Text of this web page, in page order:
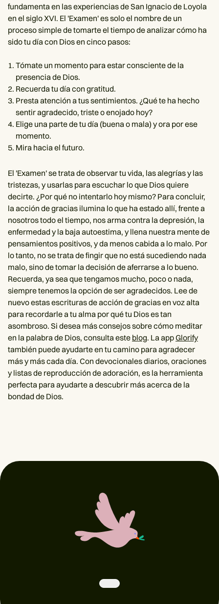
fundamenta en las experiencias de San Ignacio de Loyola
en el siglo XVI. El 'Examen' es solo el nombre de un
proceso simple de tomarte el tiempo de analizar cómo ha
sido tu día con Dios en cinco pasos:
Tómate un momento para estar consciente de la
presencia de Dios.
Recuerda tu día con gratitud.
Presta atención a tus sentimientos. ¿Qué te ha hecho
sentir agradecido, triste o enojado hoy?
Elige una parte de tu día (buena o mala) y ora por ese
momento.
Mira hacia el futuro.
El 'Examen' se trata de observar tu vida, las alegrías y las
tristezas, y usarlas para escuchar lo que Dios quiere
decirte. ¿Por qué no intentarlo hoy mismo? Para concluir,
la acción de gracias ilumina lo que ha estado allí, frente a
nosotros todo el tiempo, nos arma contra la depresión, la
enfermedad y la baja autoestima, y llena nuestra mente de
pensamientos positivos, y da menos cabida a lo malo. Por
lo tanto, no se trata de fingir que no está sucediendo nada
malo, sino de tomar la decisión de aferrarse a lo bueno.
Recuerda, ya sea que tengamos mucho, poco o nada,
siempre tenemos la opción de ser agradecidos. Lee de
nuevo estas escrituras de acción de gracias en voz alta
para recordarle a tu alma por qué tu Dios es tan
asombroso. Si desea más consejos sobre cómo meditar
en la palabra de Dios, consulta este blog. La appGlorify
también puede ayudarte en tu camino para agradecer
más y más cada día. Con devocionales diarios, oraciones
y listas de reproducción de adoración, es la herramienta
perfecta para ayudarte a descubrir más acerca de la
bondad de Dios.